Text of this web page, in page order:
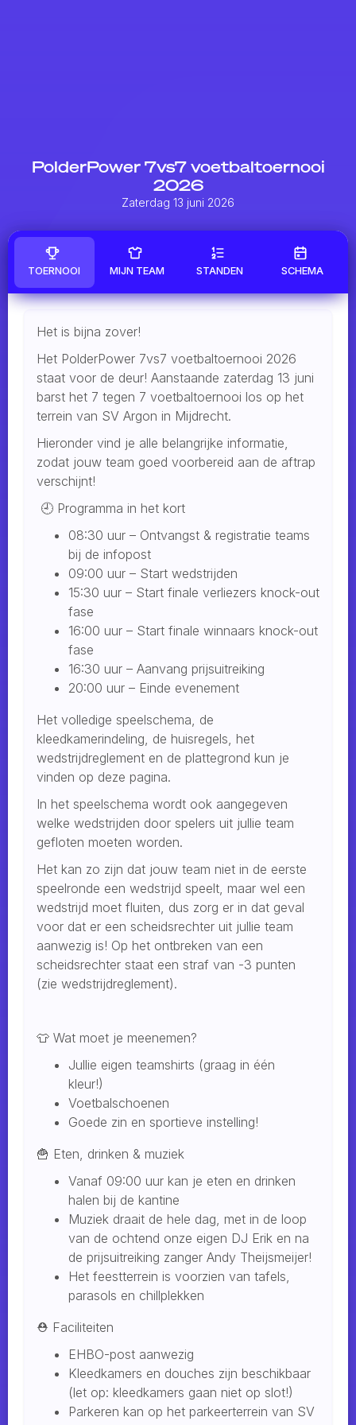
PolderPower 7vs7 voetbaltoernooi
2026
Zaterdag 13 juni 2026
TOERNOOI MIJN TEAM STANDEN SCHEMA
Het is bijna zover!
Het PolderPower 7vs7 voetbaltoernooi 2026
staat voor de deur! Aanstaande zaterdag 13 juni
barst het 7 tegen 7 voetbaltoernooi los op het
terrein van SV Argon in Mijdrecht.
Hieronder vind je alle belangrijke informatie,
zodat jouw team goed voorbereid aan de aftrap
verschijnt!
🕘 Programma in het kort
08:30 uur – Ontvangst & registratie teams
bij de infopost
09:00 uur – Start wedstrijden
15:30 uur – Start finale verliezers knock-out
fase
16:00 uur – Start finale winnaars knock-out
fase
16:30 uur – Aanvang prijsuitreiking
20:00 uur – Einde evenement
Het volledige speelschema, de
kleedkamerindeling, de huisregels, het
wedstrijdreglement en de plattegrond kun je
vinden op deze pagina.
In het speelschema wordt ook aangegeven
welke wedstrijden door spelers uit jullie team
gefloten moeten worden.
Het kan zo zijn dat jouw team niet in de eerste
speelronde een wedstrijd speelt, maar wel een
wedstrijd moet fluiten, dus zorg er in dat geval
voor dat er een scheidsrechter uit jullie team
aanwezig is! Op het ontbreken van een
scheidsrechter staat een straf van -3 punten
(zie wedstrijdreglement).
👕 Wat moet je meenemen?
Jullie eigen teamshirts (graag in één
kleur!)
Voetbalschoenen
Goede zin en sportieve instelling!
🍟 Eten, drinken & muziek
Vanaf 09:00 uur kan je eten en drinken
halen bij de kantine
Muziek draait de hele dag, met in de loop
van de ochtend onze eigen DJ Erik en na
de prijsuitreiking zanger Andy Theijsmeijer!
Het feestterrein is voorzien van tafels,
parasols en chillplekken
⛑️ Faciliteiten
EHBO-post aanwezig
Kleedkamers en douches zijn beschikbaar
(let op: kleedkamers gaan niet op slot!)
Parkeren kan op het parkeerterrein van SV